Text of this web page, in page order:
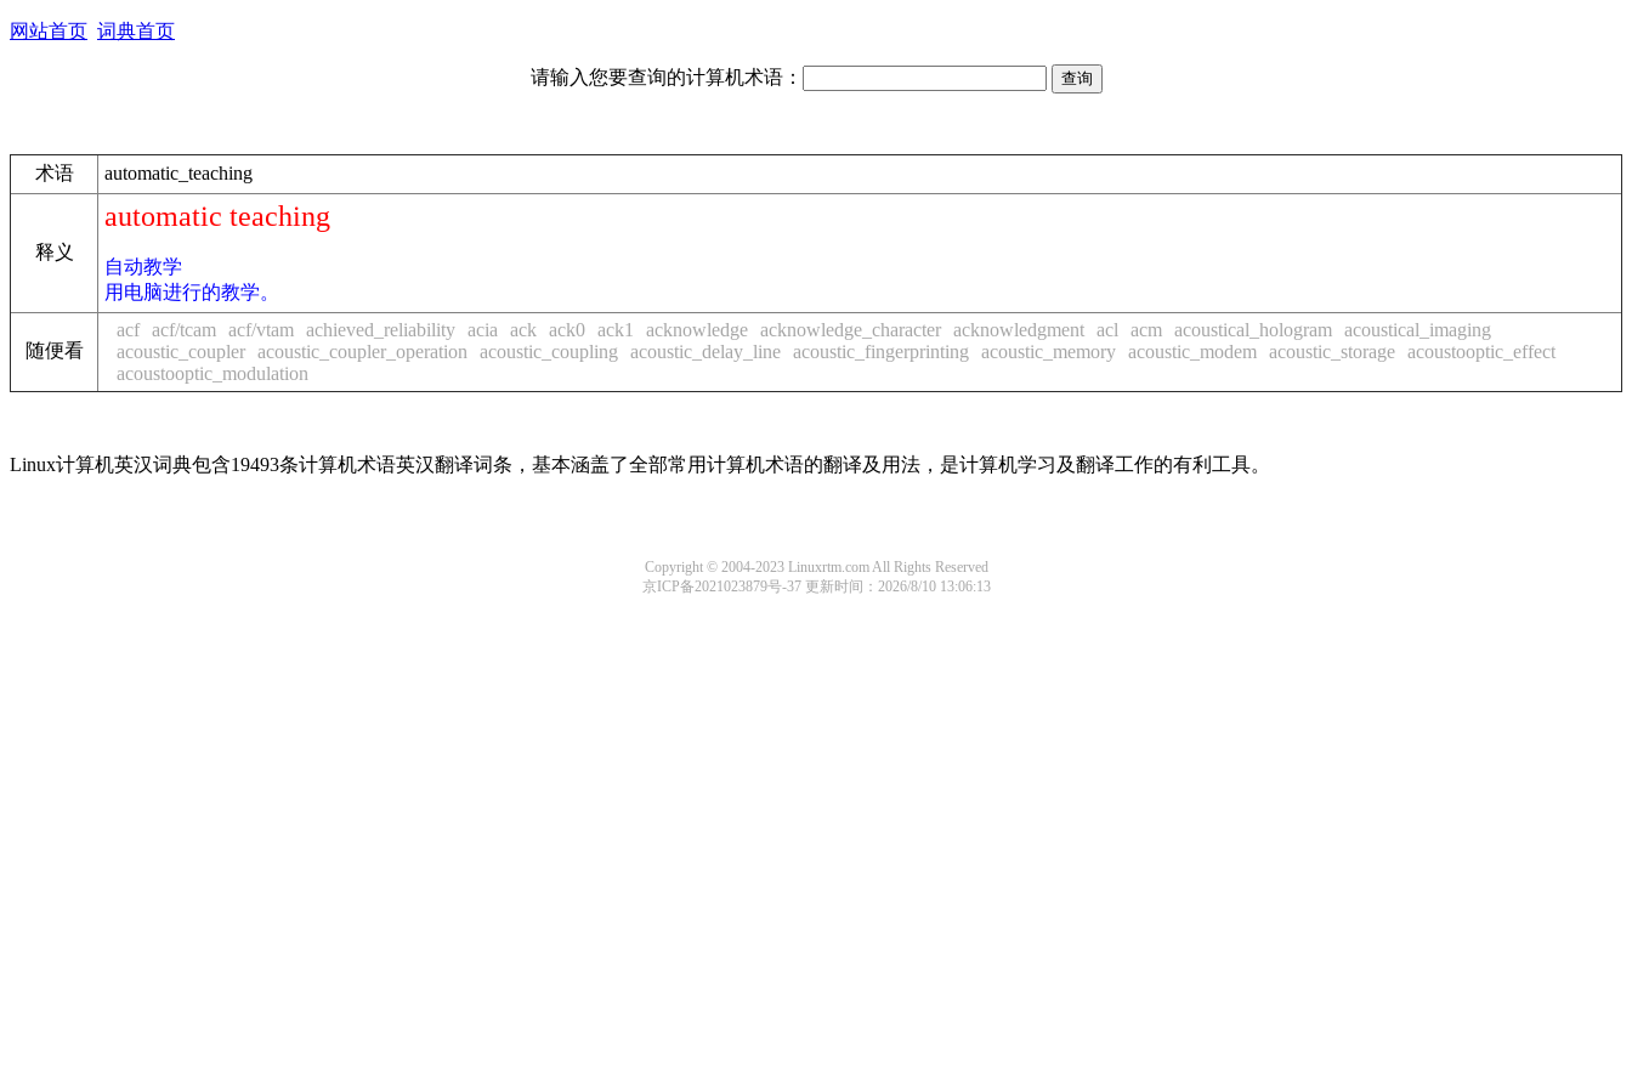
网站首页 词典首页
请输入您要查询的计算机术语：
术语 automatic_teaching
释义
automatic teaching
自动教学
用电脑进行的教学。
随便看
acf acf/tcam acf/vtam achieved_reliability acia ack ack0 ack1 acknowledge acknowledge_character acknowledgment acl acm acoustical_hologram
acoustical_imaging
acoustic_coupler acoustic_coupler_operation acoustic_coupling acoustic_delay_line acoustic_fingerprinting acoustic_memory acoustic_modem acoustic_storage acoustooptic_effect
acoustooptic_modulation
Linux计算机英汉词典包含19493条计算机术语英汉翻译词条，基本涵盖了全部常用计算机术语的翻译及用法，是计算机学习及翻译工作的有利工具。
Copyright © 2004-2023 Linuxrtm.com All Rights Reserved
京ICP备2021023879号-37更新时间：2026/8/10 13:06:13